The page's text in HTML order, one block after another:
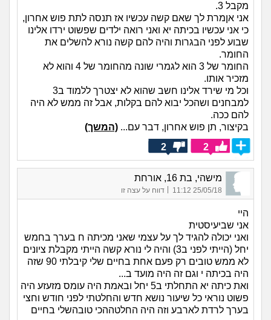
מקבל 3.
אני אןמרת לך שאם קשה עכשיו אז תנסה לתת פוש אחרון,
כי אני עכשיו בכיתה יא ואני רואה ילדים שפשוט ירדו אלינו
שבוע לפני הבגרות והיה להם קשה נורא להשלים את
החומר.
החומר של 3 הוא לגמרי שונה מהחומר של 4 והוא לא
מזכיר אותו.
וכל מי שירד אלינו חשב שהוא לא יצטרך ללמוד ב3
למבחנים ושהכל יבוא להם בקלות, אבל זה ממש לא היה
להם ככה.
בקיצור, תן פוש אחרון, דבר עם... (המשך)
2
2
מישהי, בת 16, אורחת
25/05/18 11:12 דווח על עצה זו
היי
אני שביעיסטית
ואני יכולה להגיד לך על עצמי שאני מכיתה ח בערך בחמש
יחל (הייתי לפני ב3) והיה לי נורא קשה הייתי מקבלת ציונים
לא ממש טובים רק פעם אחת בחיים שלי קיבלתי 90 שזה
היה בכיתה י וגם זה היה מועד ב...
ואת כיתה יא התחלתי ב5 יחל ובאמת היה עומס מזעזע היה
פשוט נוראי כל שיעור נושא חדש והחלטתי לפני חודש וחצי
בערך לרדת לארבע וזה היה החלטההכי טובהשלי בחיים